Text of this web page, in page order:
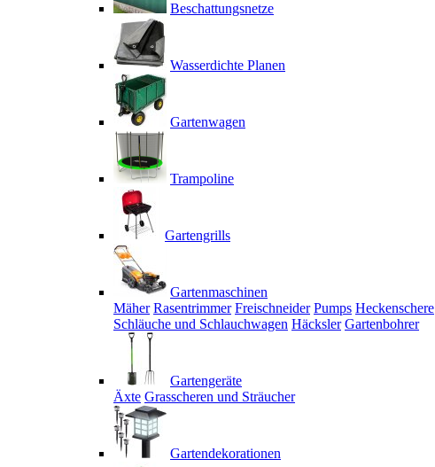
Beschattungsnetze
Wasserdichte Planen
Gartenwagen
Trampoline
Gartengrills
Gartenmaschinen
Mäher Rasentrimmer Freischneider Pumps Heckenschere
Schläuche und Schlauchwagen Häcksler Gartenbohrer
Gartengeräte
Äxte Grasscheren und Sträucher
Gartendekorationen